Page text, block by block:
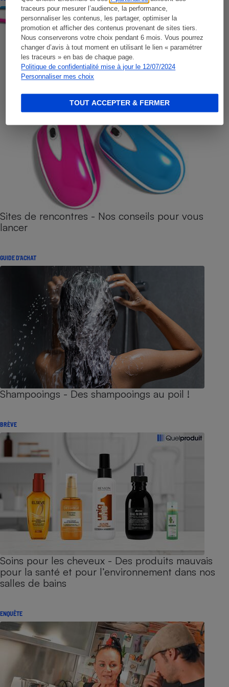
traceurs pour mesurer l’audience, la performance,
personnaliser les contenus, les partager, optimiser la
promotion et afficher des contenus provenant de sites tiers.
Nous conserverons votre choix pendant 6 mois. Vous pourrez
changer d’avis à tout moment en utilisant le lien « paramétrer
les traceurs » en bas de chaque page.
Politique de confidentialité mise à jour le 12/07/2024
Personnaliser mes choix
TOUT ACCEPTER & FERMER
Sites de rencontres - Nos conseils pour vous
lancer
GUIDE D'ACHAT
Shampooings - Des shampooings au poil !
BRÈVE
Soins pour les cheveux - Des produits mauvais
pour la santé et pour l’environnement dans nos
salles de bains
ENQUÊTE